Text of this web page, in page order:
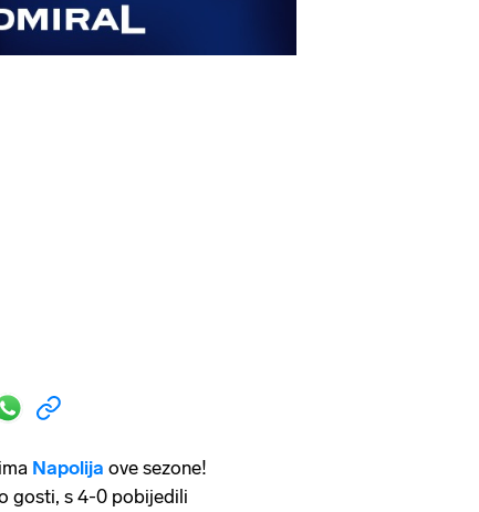
Napolija ove sezone!
gosti, s 4-0 pobijedili